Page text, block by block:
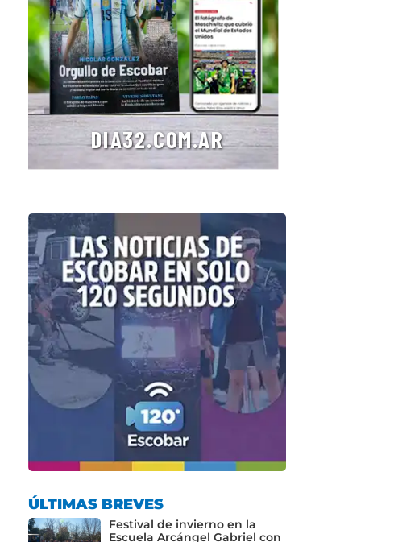
ÚLTIMAS BREVES
Festival de invierno en la
Escuela Arcángel Gabriel con